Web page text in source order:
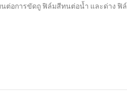
การขัดถู ฟิล์มสีทนต่อน้ำ และด่าง ฟิล์